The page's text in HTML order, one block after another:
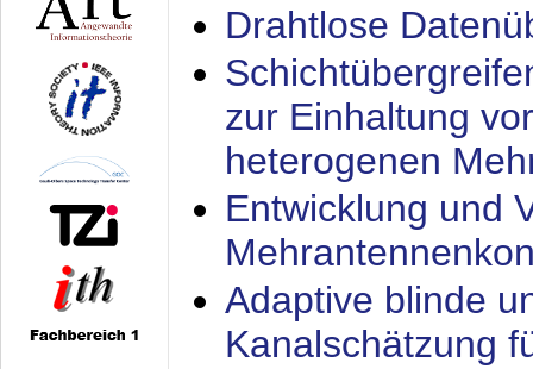
Drahtlose
zur Einhaltung
heterogenen
Entwicklung und
Adaptive blinde
Kanalschätzung